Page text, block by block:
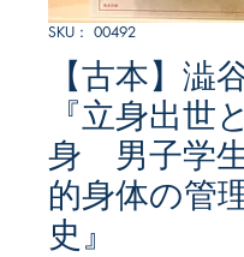
SKU： 00492
【古本】澁
『立身出世
身 男子学
的身体の管
史』